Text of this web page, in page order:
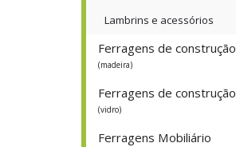
Lambrins e acessórios
Ferragens de construção
(madeira)
Ferragens de construção
(vidro)
Ferragens Mobiliário